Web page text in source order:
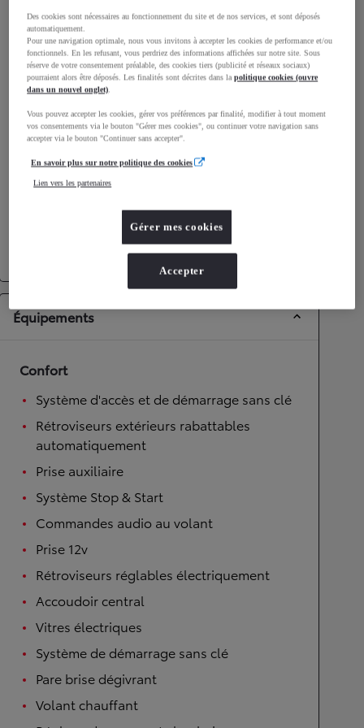
Consommation mixte
Consommation mixte 0,9L/100 km
Émissions CO2
20g/km
Performances
Vitesse maximale
Accélération 0-100km/h
Boîte automatique
Équipements
Confort
Système d'accès et de démarrage sans clé
Rétroviseurs extérieurs rabattables
automatiquement
Prise auxiliaire
Système Stop & Start
Commandes audio au volant
Prise 12v
Rétroviseurs réglables électriquement
Accoudoir central
Vitres électriques
Système de démarrage sans clé
Pare brise dégivrant
Volant chauffant
Des cookies sont nécessaires au fonctionnement du site et de nos services, et sont déposés
automatiquement.
Pour une navigation optimale, nous vous invitons à accepter les cookies de performance et/ou
fonctionnels. En les refusant, vous perdriez des informations affichées sur notre site. Sous
réserve de votre consentement préalable, des cookies tiers (publicité et réseaux sociaux)
pourraient alors être déposés. Les finalités sont décrites dans lapolitique cookies (ouvre
dans un nouvel onglet).
Vous pouvez accepter les cookies, gérer vos préférences par finalité, modifier à tout moment
vos consentements via le bouton "Gérer mes cookies", ou continuer votre navigation sans
accepter via le bouton "Continuer sans accepter".
En savoir plus sur notre politique des cookies
Lien vers les partenaires
Gérer mes cookies
Accepter